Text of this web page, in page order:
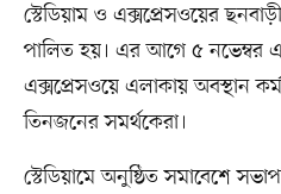
স্টেডিয়াম ও এক্সপ্রেসওয়ের
পালিত হয়। এর আগে ৫ নভেম্বর
এক্সপ্রেসওয়ে এলাকায় অবস্থান
তিনজনের সমর্থকেরা।
স্টেডিয়ামে অনুষ্ঠিত সমাবেশে